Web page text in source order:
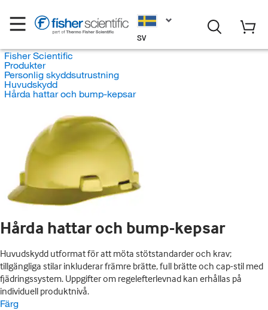
SV
Fisher Scientific
Produkter
Personlig skyddsutrustning
Huvudskydd
Hårda hattar och bump-kepsar
Hårda hattar och bump-kepsar
Huvudskydd utformat för att möta stötstandarder och krav;
tillgängliga stilar inkluderar främre brätte, full brätte och cap-stil med
fjädringssystem. Uppgifter om regelefterlevnad kan erhållas på
individuell produktnivå.
Färg